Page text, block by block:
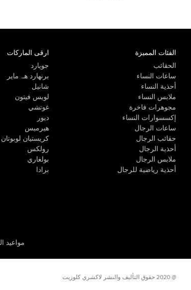
الفئات المميزة
الحقائب
ساعات النساء
أحذية النساء
ملابس النساء
مجوهرات فاخرة
إكسسوارات النساء
ساعات الرجال
حقائب الرجال
أحذية الرجال
ملابس الرجال
أحذية رياضية للرجال
ارقى الماركات
جويارد
برنهارد هـ. ماير
شانيل
لويس فيتون
غوتشي
ديور
هيرميس
كريستيان لوبوتان
رولكس
بولغاري
برادا
مواعيد
@ 2020 حقوق التأليف والنشر لاكشري كلوزيت